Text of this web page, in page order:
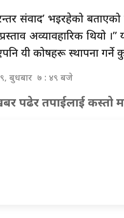
संवाद’ भइरहेको
अव्यावहारिक
यी कोषहरू स्थापना गर्ने
बुधबार ७ : ४९ बजे
पढेर तपाईलाई कस्तो